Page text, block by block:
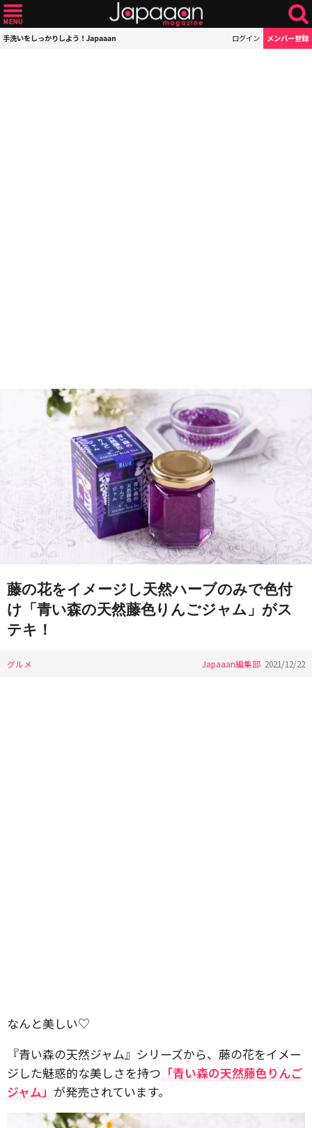
手洗いをしっかりしよう！Japaaan ログイン メンバー登録
藤の花をイメージし天然ハーブのみで色付
け「青い森の天然藤色りんごジャム」がス
テキ！
グルメ Japaaan編集部 2021/12/22
なんと美しい♡
『青い森の天然ジャム』シリーズから、藤の花をイメー
ジした魅惑的な美しさを持つ 「青い森の天然藤色りんご
ジャム」 が発売されています。